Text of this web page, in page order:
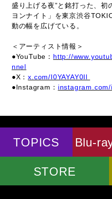
盛り上げる夜”と銘打った、初
ヨンナイト」を東京渋谷
動の幅を広げている。
＜アーティスト情報＞
●YouTube： http://
nnel
●X：x.com/I0YAYAY0Il
●Instagram：
TOPICS Blu-
STORE